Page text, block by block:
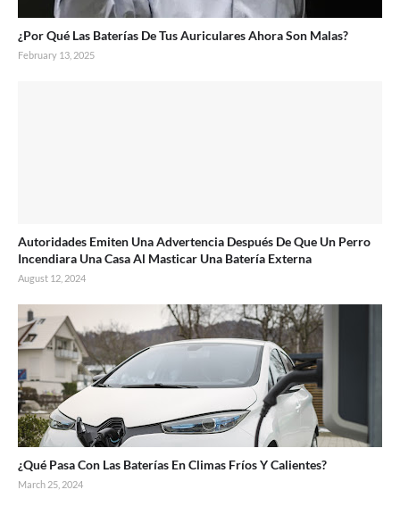
¿Por Qué Las Baterías De Tus Auriculares Ahora Son Malas?
February 13, 2025
Autoridades Emiten Una Advertencia Después De Que Un Perro
Incendiara Una Casa Al Masticar Una Batería Externa
August 12, 2024
¿Qué Pasa Con Las Baterías En Climas Fríos Y Calientes?
March 25, 2024